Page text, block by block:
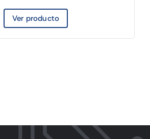
Ver producto